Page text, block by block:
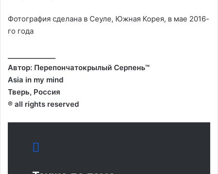
Фотография сделана в Сеуле, Южная Корея, в мае 2016-
го года
Автор: Перепончатокрылый Серпень™
Asia in my mind
Тверь, Россия
® all rights reserved